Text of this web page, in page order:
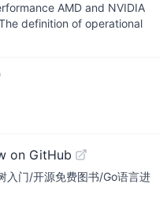
AMD and NVIDIA
definition of operational
on GitHub
入门/开源免费图书/Go语言进